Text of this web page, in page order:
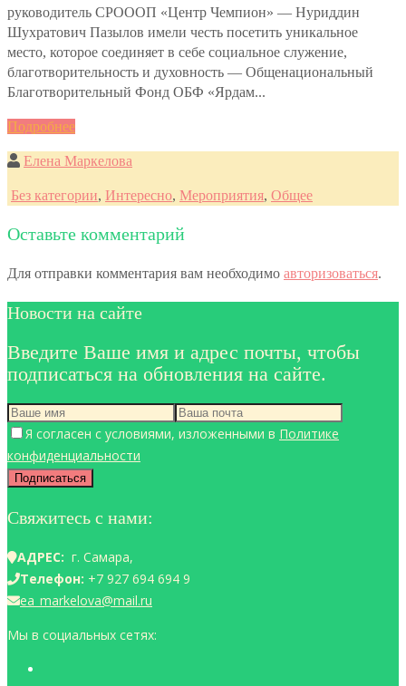
руководитель СРОООП «Центр Чемпион» — Нуриддин
Шухратович Пазылов имели честь посетить уникальное
место, которое соединяет в себе социальное служение,
благотворительность и духовность — Общенациональный
Благотворительный Фонд ОБФ «Ярдам...
Подробнее
Елена Маркелова
Без категории, Интересно, Мероприятия, Общее
Оставьте комментарий
Для отправки комментария вам необходимо авторизоваться.
Новости на сайте
Введите Ваше имя и адрес почты, чтобы
подписаться на обновления на сайте.
Я согласен с условиями, изложенными в Политике
конфиденциальности
Свяжитесь с нами:
АДРЕС: г. Самара,
Телефон: +7 927 694 694 9
ea_markelova@mail.ru
Мы в социальных сетях: